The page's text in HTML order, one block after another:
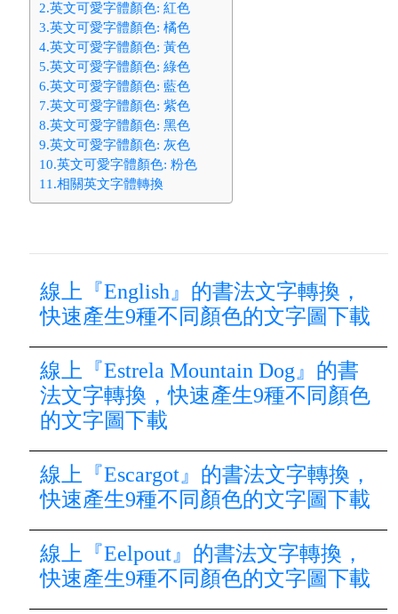
2.英文可愛字體顏色: 紅色
3.英文可愛字體顏色: 橘色
4.英文可愛字體顏色: 黃色
5.英文可愛字體顏色: 綠色
6.英文可愛字體顏色: 藍色
7.英文可愛字體顏色: 紫色
8.英文可愛字體顏色: 黑色
9.英文可愛字體顏色: 灰色
10.英文可愛字體顏色: 粉色
11.相關英文字體轉換
線上『English』的書法文字轉換，
快速產生9種不同顏色的文字圖下載
線上『Estrela Mountain Dog』的書
法文字轉換，快速產生9種不同顏色
的文字圖下載
線上『Escargot』的書法文字轉換，
快速產生9種不同顏色的文字圖下載
線上『Eelpout』的書法文字轉換，
快速產生9種不同顏色的文字圖下載